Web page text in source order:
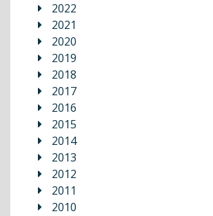
2022
2021
2020
2019
2018
2017
2016
2015
2014
2013
2012
2011
2010